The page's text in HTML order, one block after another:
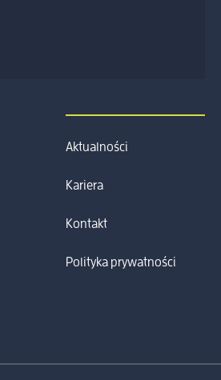
Aktualności
Kariera
Kontakt
Polityka prywatności